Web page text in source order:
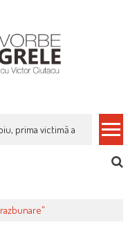
prima victimă a noi